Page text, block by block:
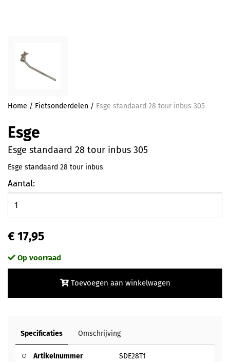
Home / Fietsonderdelen / Esge standaard 28 tour inbus 305
Esge
Esge standaard 28 tour inbus 305
Esge standaard 28 tour inbus
Aantal:
€ 17,95
Op voorraad
Toevoegen aan winkelwagen
Specificaties Omschrijving
Artikelnummer SDE28T1